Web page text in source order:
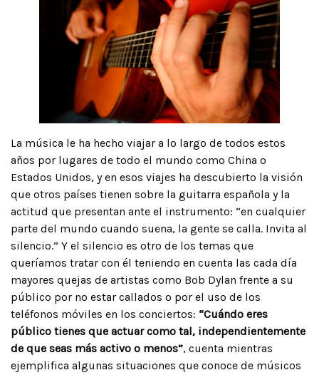
La música le ha hecho viajar a lo largo de todos estos
años por lugares de todo el mundo como China o
Estados Unidos, y en esos viajes ha descubierto la visión
que otros países tienen sobre la guitarra española y la
actitud que presentan ante el instrumento: “en cualquier
parte del mundo cuando suena, la gente se calla. Invita al
silencio.” Y el silencio es otro de los temas que
queríamos tratar con él teniendo en cuenta las cada día
mayores quejas de artistas como Bob Dylan frente a su
público por no estar callados o por el uso de los
teléfonos móviles en los conciertos: “Cuándo eres
público tienes que actuar como tal, independientemente
de que seas más activo o menos”, cuenta mientras
ejemplifica algunas situaciones que conoce de músicos